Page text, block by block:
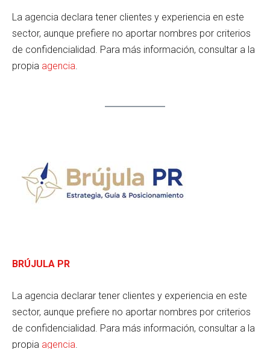
La agencia declara tener clientes y experiencia en este
sector, aunque prefiere no aportar nombres por criterios
de confidencialidad. Para más información, consultar a la
propia agencia.
BRÚJULA PR
La agencia declarar tener clientes y experiencia en este
sector, aunque prefiere no aportar nombres por criterios
de confidencialidad. Para más información, consultar a la
propia agencia.